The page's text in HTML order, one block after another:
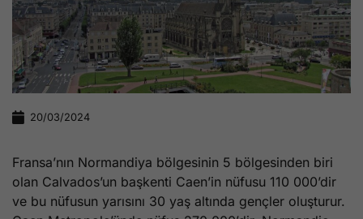
20/03/2024
Fransa’nın Normandiya bölgesinin 5 bölgesinden biri
olan Calvados’un başkenti Caen’in nüfusu 110 000’dir
ve bu nüfusun yarısını 30 yaş altında gençler oluşturur.